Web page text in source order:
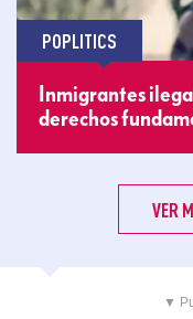
POPLITICS
Inmigrantes
derechos
VER
▼